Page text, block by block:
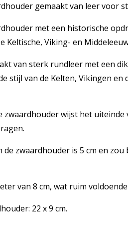
gemaakt van leer voor
met een historische
Keltische, Viking- en
van sterk rundleer met een
stijl van de Kelten, Vikingen
zwaardhouder wijst het uiteinde
zwaardhouder is 5 cm en
van 8 cm, wat ruim
22 x 9 cm.